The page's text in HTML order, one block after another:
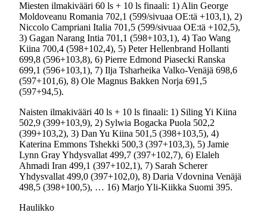
Miesten ilmakivääri 60 ls + 10 ls finaali: 1) Alin George
Moldoveanu Romania 702,1 (599/sivuaa OE:tä +103,1), 2)
Niccolo Campriani Italia 701,5 (599/sivuaa OE:tä +102,5),
3) Gagan Narang Intia 701,1 (598+103,1), 4) Tao Wang
Kiina 700,4 (598+102,4), 5) Peter Hellenbrand Hollanti
699,8 (596+103,8), 6) Pierre Edmond Piasecki Ranska
699,1 (596+103,1), 7) Ilja Tsharheika Valko-Venäjä 698,6
(597+101,6), 8) Ole Magnus Bakken Norja 691,5
(597+94,5).
Naisten ilmakivääri 40 ls + 10 ls finaali: 1) Siling Yi Kiina
502,9 (399+103,9), 2) Sylwia Bogacka Puola 502,2
(399+103,2), 3) Dan Yu Kiina 501,5 (398+103,5), 4)
Katerina Emmons Tshekki 500,3 (397+103,3), 5) Jamie
Lynn Gray Yhdysvallat 499,7 (397+102,7), 6) Elaleh
Ahmadi Iran 499,1 (397+102,1), 7) Sarah Scherer
Yhdysvallat 499,0 (397+102,0), 8) Daria Vdovnina Venäjä
498,5 (398+100,5), … 16) Marjo Yli-Kiikka Suomi 395.
Haulikko